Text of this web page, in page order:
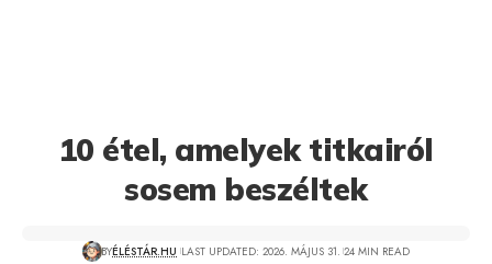
10 étel, amelyek titkairól
sosem beszéltek
BYÉLÉSTÁR.HU LAST UPDATED: 2026. MÁJUS 31. 24 MIN READ